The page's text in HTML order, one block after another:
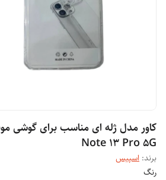
Note 13 Pro 5G
برند: اسپیس
رنگ